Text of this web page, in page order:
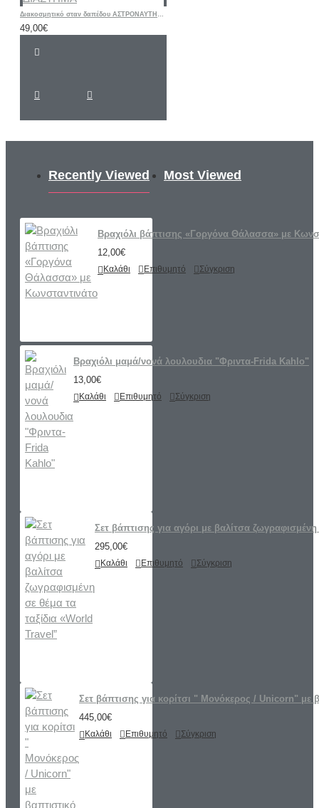
Διακοσμητικό σταν δαπέδου ΑΣΤΡΟΝΑΥΤΗΣ ΔΙΑΣΤΗΜΑ
49,00€
Recently Viewed Most Viewed
Βραχιόλι βάπτισης «Γοργόνα Θάλασσα» με
12,00€
Καλάθι Επιθυμητό Σύγκριση
Βραχιόλι μαμά/νονά λουλουδια "Φριντα-Frida Kahlo"
13,00€
Καλάθι Επιθυμητό Σύγκριση
Σετ βάπτισης για αγόρι με βαλίτσα
295,00€
Καλάθι Επιθυμητό Σύγκριση
Σετ βάπτισης για κορίτσι " Μονόκερος / Unicorn" με
445,00€
Καλάθι Επιθυμητό Σύγκριση